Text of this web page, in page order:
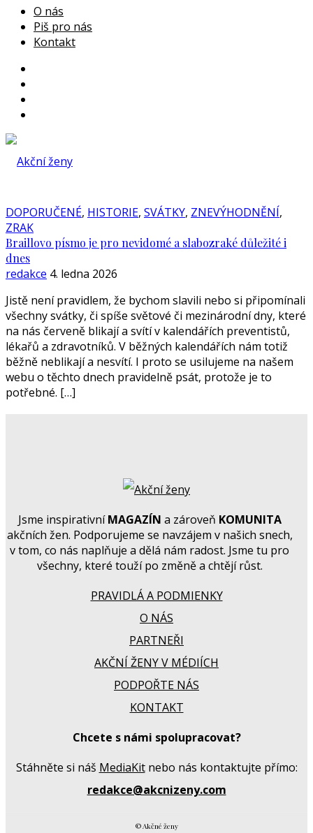
O nás
Piš pro nás
Kontakt
DOPORUČENÉ, HISTORIE, SVÁTKY, ZNEVÝHODNĚNÍ,
ZRAK
Braillovo písmo je pro nevidomé a slabozraké důležité i
dnes
redakce 4. ledna 2026
Jistě není pravidlem, že bychom slavili nebo si připomínali
všechny svátky, či spíše světové či mezinárodní dny, které
na nás červeně blikají a svítí v kalendářích preventistů,
lékařů a zdravotníků. V běžných kalendářích nám totiž
běžně neblikají a nesvítí. I proto se usilujeme na našem
webu o těchto dnech pravidelně psát, protože je to
potřebné. […]
Jsme inspirativníMAGAZÍN a zároveň KOMUNITA
akčních žen. Podporujeme se navzájem v našich snech,
v tom, co nás naplňuje a dělá nám radost. Jsme tu pro
všechny, které touží po změně a chtějí růst.
PRAVIDLÁ A PODMIENKY
O NÁS
PARTNEŘI
AKČNÍ ŽENY V MÉDIÍCH
PODPOŘTE NÁS
KONTAKT
Chcete s námi spolupracovat?
Stáhněte si náš MediaKitnebo nás kontaktujte přímo:
redakce@akcnizeny.com
© Akčné ženy